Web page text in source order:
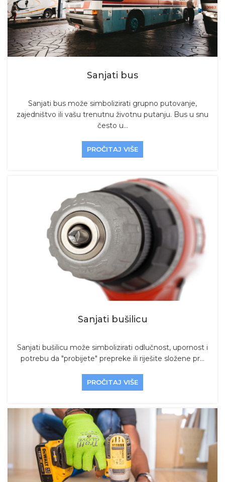
Sanjati bus
Sanjati bus može simbolizirati grupno putovanje,
zajedništvo ili vašu trenutnu životnu putanju. Bus u snu
često u...
PROČITAJ VIŠE
Sanjati bušilicu
Sanjati bušilicu može simbolizirati odlučnost, upornost i
potrebu da "probijete" prepreke ili riješite složene pr...
PROČITAJ VIŠE